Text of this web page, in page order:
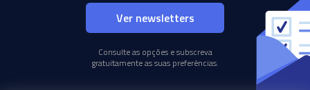
Ver newsletters
Consulte as opções e subscreva
gratuitamente as suas preferências.